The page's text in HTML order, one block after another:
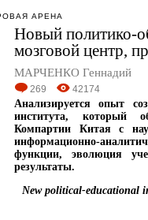
АРЕНА
Новый политико-
мозговой центр,
МАРЧЕНКО Геннадий
269 42174
Анализируется опыт
института, который
Компартии Китая с
информационно-
функции, эволюция
результаты.
New political-educational